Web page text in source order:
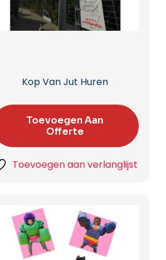
Kop Van Jut Huren
Toevoegen Aan
Offerte
Toevoegen aan verlanglijst